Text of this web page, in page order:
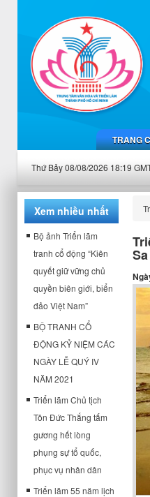
TRANG
Thứ Bảy 08/08/2026 18:19
Xem nhiều nhất
Bộ ảnh Triển lãm
tranh cổ động “Kiên
quyết giữ vững chủ
quyền biên giới, biển
đảo Việt Nam”
BỘ TRANH CỔ
ĐỘNG KỶ NIỆM CÁC
NGÀY LỄ QUÝ IV
NĂM 2021
Triển lãm Chủ tịch
Tôn Đức Thắng tấm
gương hết lòng
phụng sự tổ quốc,
phục vụ nhân dân
Triển lãm 55 năm lịch